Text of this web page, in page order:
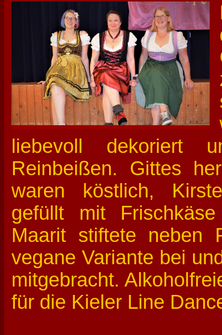
liebevoll dekoriert
Reinbeißen. Gittes
waren köstlich,
gefüllt mit
Maarit stiftete neben
vegane Variante bei
mitgebracht.
für die Kieler Line